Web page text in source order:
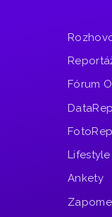
Fórum
Lifestyle
Ankety